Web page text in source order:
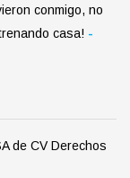
conmigo, no
casa! -
de CV Derechos